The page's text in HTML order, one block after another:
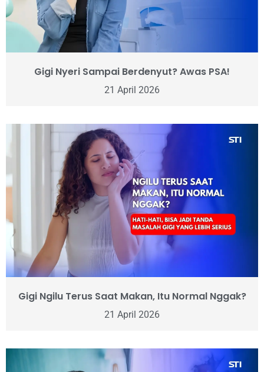
Gigi Nyeri Sampai Berdenyut? Awas PSA!
21 April 2026
Gigi Ngilu Terus Saat Makan, Itu Normal Nggak?
21 April 2026